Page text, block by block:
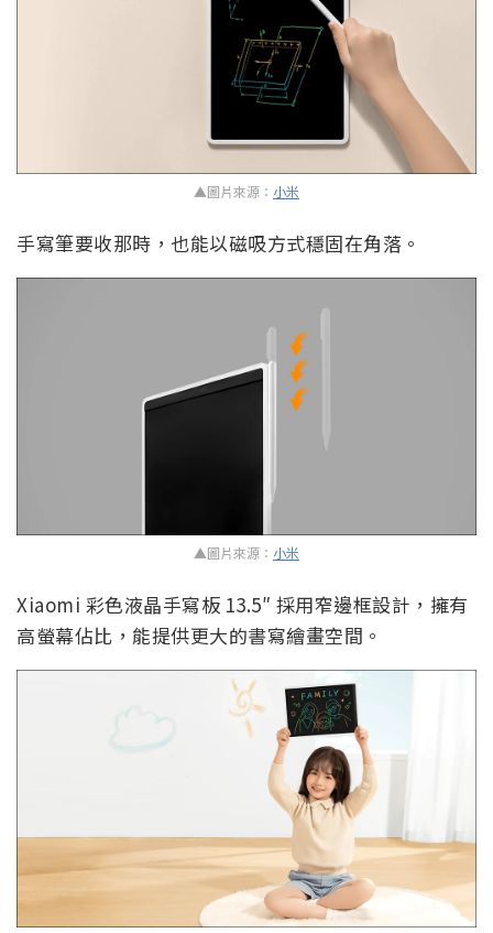
▲圖片來源： 小米
手寫筆要收那時，也能以磁吸方式穩固在角落。
▲圖片來源： 小米
Xiaomi 彩色液晶手寫板 13.5″ 採用窄邊框設計，擁有
高螢幕佔比，能提供更大的書寫繪畫空間。